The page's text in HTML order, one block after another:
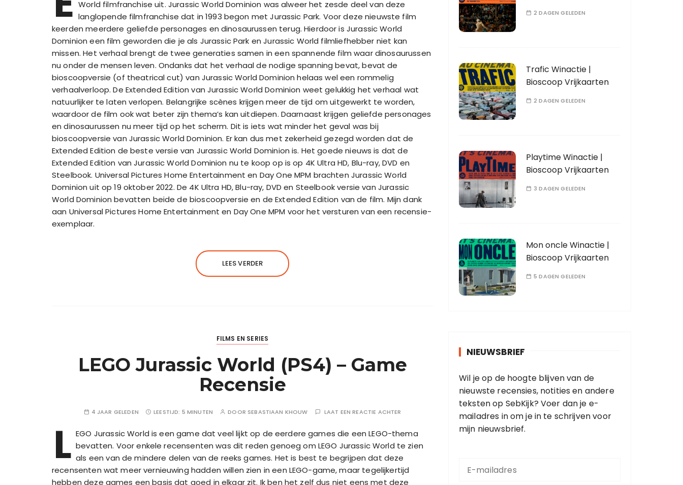
World filmfranchise uit. Jurassic World Dominion was alweer het zesde deel van deze
langlopende filmfranchise dat in 1993 begon met Jurassic Park. Voor deze nieuwste film
keerden meerdere geliefde personages en dinosaurussen terug. Hierdoor is Jurassic World
Dominion een film geworden die je als Jurassic Park en Jurassic World filmliefhebber niet kan
missen. Het verhaal brengt de twee generaties samen in een spannende film waar dinosaurussen
nu onder de mensen leven. Ondanks dat het verhaal de nodige spanning bevat, bevat de
bioscoopversie (of theatrical cut) van Jurassic World Dominion helaas wel een rommelig
verhaalverloop. De Extended Edition van Jurassic World Dominion weet gelukkig het verhaal wat
natuurlijker te laten verlopen. Belangrijke scènes krijgen meer de tijd om uitgewerkt te worden,
waardoor de film ook wat beter zijn thema’s kan uitdiepen. Daarnaast krijgen geliefde personages
en dinosaurussen nu meer tijd op het scherm. Dit is iets wat minder het geval was bij
bioscoopversie van Jurassic World Dominion. Er kan dus met zekerheid gezegd worden dat de
Extended Edition de beste versie van Jurassic World Dominion is. Het goede nieuws is dat de
Extended Edition van Jurassic World Dominion nu te koop op is op 4K Ultra HD, Blu-ray, DVD en
Steelbook. Universal Pictures Home Entertainment en Day One MPM brachten Jurassic World
Dominion uit op 19 oktober 2022. De 4K Ultra HD, Blu-ray, DVD en Steelbook versie van Jurassic
World Dominion bevatten beide de bioscoopversie en de Extended Edition van de film. Mijn dank
aan Universal Pictures Home Entertainment en Day One MPM voor het versturen van een recensie-
exemplaar.
LEES VERDER
FILMS EN SERIES
LEGO Jurassic World (PS4) – Game
Recensie
4 JAAR GELEDEN LEESTIJD: 5 MINUTEN DOOR SEBASTIAAN KHOUW LAAT EEN REACTIE ACHTER
L EGO Jurassic World is een game dat veel lijkt op de eerdere games die een LEGO-thema
bevatten. Voor enkele recensenten was dit reden genoeg om LEGO Jurassic World te zien
als een van de mindere delen van de reeks games. Het is best te begrijpen dat deze
recensenten wat meer vernieuwing hadden willen zien in een LEGO-game, maar tegelijkertijd
hebben deze games een basis dat goed in elkaar zit. Ik ben het zelf dus niet eens met deze
2 DAGEN GELEDEN
Trafic Winactie |
Bioscoop Vrijkaarten
2 DAGEN GELEDEN
Playtime Winactie |
Bioscoop Vrijkaarten
3 DAGEN GELEDEN
Mon oncle Winactie |
Bioscoop Vrijkaarten
5 DAGEN GELEDEN
NIEUWSBRIEF
Wil je op de hoogte blijven van de
nieuwste recensies, notities en andere
teksten op SebKijk? Voer dan je e-
mailadres in om je in te schrijven voor
mijn nieuwsbrief.